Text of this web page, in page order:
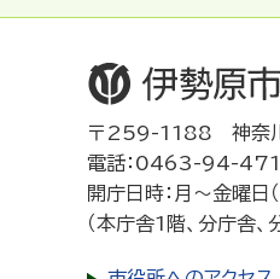
〒259-1188 神奈
電話：0463-94-4711
開庁日時：月～金曜
（本庁舎1階、分庁舎